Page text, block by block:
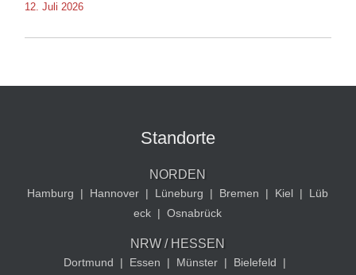
12. Juli 2026
Standorte
NORDEN
Hamburg | Hannover | Lüneburg | Bremen | Kiel |
Lüb
eck | Osnabrück
NRW / HESSEN
Dortmund | Essen | Münster | Bielefeld
|